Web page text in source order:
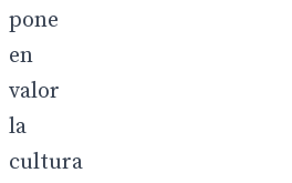
pone
en
valor
la
cultura